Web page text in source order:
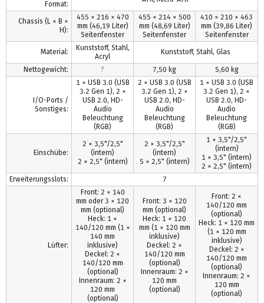
Format:
Chassis (L × B ×
H):
455 × 216 × 470
mm (46,19 Liter)
Seitenfenster
455 × 214 × 500
mm (48,69 Liter)
Seitenfenster
410 × 210 × 463
mm (39,86 Liter)
Seitenfenster
Material:
Kunststoff, Stahl,
Acryl
Kunststoff, Stahl, Glas
Nettogewicht: ? 7,50 kg 5,60 kg
I/O-Ports /
Sonstiges:
1 × USB 3.0 (USB
3.2 Gen 1), 2 ×
USB 2.0, HD-
Audio
Beleuchtung
(RGB)
2 × USB 3.0 (USB
3.2 Gen 1), 2 ×
USB 2.0, HD-
Audio
Beleuchtung
(RGB)
1 × USB 3.0 (USB
3.2 Gen 1), 2 ×
USB 2.0, HD-
Audio
Beleuchtung
(RGB)
Einschübe:
2 × 3,5"/2,5"
(intern)
2 × 2,5" (intern)
2 × 3,5"/2,5"
(intern)
5 × 2,5" (intern)
1 × 3,5"/2,5"
(intern)
1 × 3,5" (intern)
2 × 2,5" (intern)
Erweiterungsslots:
7
Lüfter:
Front: 2 × 140
mm oder 3 × 120
mm (optional)
Heck: 1 ×
140/120 mm (1 ×
140 mm
inklusive)
Deckel: 2 ×
140/120 mm
(optional)
Innenraum: 2 ×
120 mm
(optional)
Front: 3 × 120
mm (optional)
Heck: 1 × 120
mm (1 × 120 mm
inklusive)
Deckel: 2 ×
140/120 mm
(optional)
Innenraum: 2 ×
120 mm
(optional)
Front: 2 ×
140/120 mm
(optional)
Heck: 1 × 120 mm
(1 × 120 mm
inklusive)
Deckel: 2 ×
140/120 mm
(optional)
Innenraum: 2 ×
120 mm
(optional)